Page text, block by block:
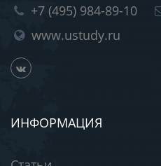
+7 (495) 984-89-10
www.ustudy.ru
ИНФОРМАЦИЯ